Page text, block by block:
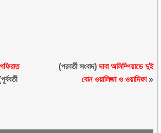
(পরবর্তী সংবাদ)দাবা অলিম্পিয়াডে দুই
বোন ওয়ালিজা ও ওয়াদিফা»